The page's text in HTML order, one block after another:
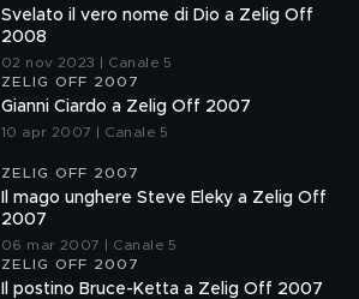
Svelato il vero nome di Dio a Zelig Off
2008
02 nov 2023 | Canale 5
ZELIG OFF 2007
Gianni Ciardo a Zelig Off 2007
10 apr 2007 | Canale 5
ZELIG OFF 2007
Il mago unghere Steve Eleky a Zelig Off
2007
06 mar 2007 | Canale 5
ZELIG OFF 2007
Il postino Bruce-Ketta a Zelig Off 2007